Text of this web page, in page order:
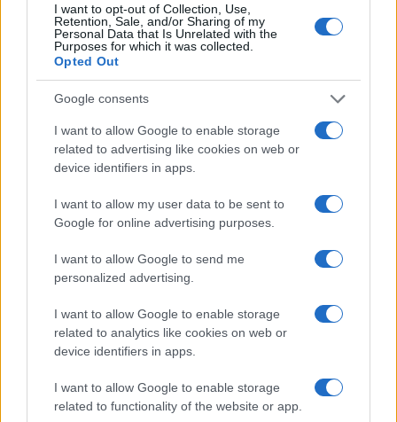
I want to opt-out of Collection, Use,
Retention, Sale, and/or Sharing of my
Personal Data that Is Unrelated with the
Purposes for which it was collected.
Opted Out
Google consents
I want to allow Google to enable storage
related to advertising like cookies on web or
device identifiers in apps.
I want to allow my user data to be sent to
Google for online advertising purposes.
I want to allow Google to send me
personalized advertising.
I want to allow Google to enable storage
related to analytics like cookies on web or
device identifiers in apps.
I want to allow Google to enable storage
related to functionality of the website or app.
Foutieve btw-aanmaningen: FOD Financiën stuurt 190.000
onjuiste berichten
Sanne De Vries · 5 aug 2026